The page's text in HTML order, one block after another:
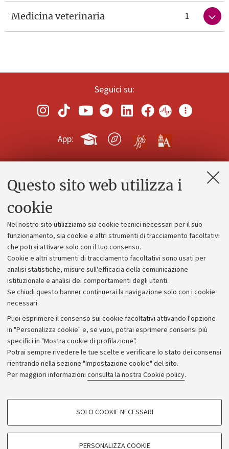
Questo sito web utilizza i
cookie
Nel nostro sito utilizziamo sia cookie tecnici necessari per il suo
funzionamento, sia cookie e altri strumenti di tracciamento facoltativi
che potrai attivare solo con il tuo consenso.
Cookie e altri strumenti di tracciamento facoltativi sono usati per
analisi statistiche, misure sull'efficacia della comunicazione
istituzionale e analisi dei comportamenti degli utenti.
Se chiudi questo banner continuerai la navigazione solo con i cookie
necessari.
Puoi esprimere il consenso sui cookie facoltativi attivando l'opzione
in "Personalizza cookie" e, se vuoi, potrai esprimere consensi più
specifici in "Mostra cookie di profilazione".
Potrai sempre rivedere le tue scelte e verificare lo stato dei consensi
rientrando nella sezione "Impostazione cookie" del sito.
Per maggiori informazioni consulta la nostra Cookie policy.
COOKIE DI PROFILAZIONE - FACOLTATIVI
SOLO COOKIE NECESSARI
PERSONALIZZA COOKIE
Medicina veterinaria 1
Seguici su:
App:
Contatti e PEC
Alumni community
Piano strategico
Bilanci
Donazioni e 5x1000
Bandi, gare e concorsi
Albo online
Amministrazione trasparente
Atti di notifica
Informazioni sul sito e accessibilità
Dichiarazione di accessibilità
Privacy e note legali
Impostazioni Cookie